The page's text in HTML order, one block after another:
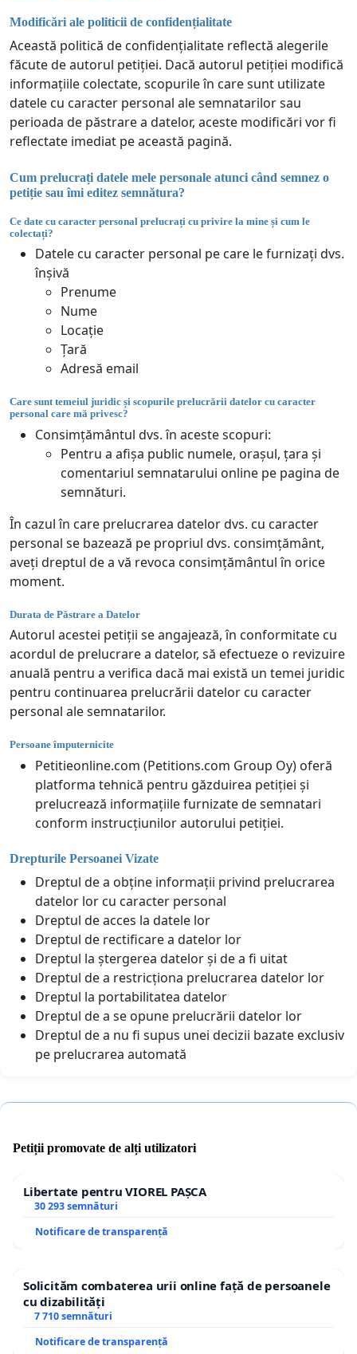
Modificări ale politicii de confidențialitate
Această politică de confidențialitate reflectă alegerile
făcute de autorul petiției. Dacă autorul petiției modifică
informațiile colectate, scopurile în care sunt utilizate
datele cu caracter personal ale semnatarilor sau
perioada de păstrare a datelor, aceste modificări vor fi
reflectate imediat pe această pagină.
Cum prelucrați datele mele personale atunci când semnez o
petiție sau îmi editez semnătura?
Ce date cu caracter personal prelucrați cu privire la mine și cum le
colectați?
Datele cu caracter personal pe care le furnizați dvs.
înșivă
Prenume
Nume
Locație
Țară
Adresă email
Care sunt temeiul juridic și scopurile prelucrării datelor cu caracter
personal care mă privesc?
Consimțământul dvs. în aceste scopuri:
Pentru a afișa public numele, orașul, țara și
comentariul semnatarului online pe pagina de
semnături.
În cazul în care prelucrarea datelor dvs. cu caracter
personal se bazează pe propriul dvs. consimțământ,
aveți dreptul de a vă revoca consimțământul în orice
moment.
Durata de Păstrare a Datelor
Autorul acestei petiții se angajează, în conformitate cu
acordul de prelucrare a datelor, să efectueze o revizuire
anuală pentru a verifica dacă mai există un temei juridic
pentru continuarea prelucrării datelor cu caracter
personal ale semnatarilor.
Persoane împuternicite
Petitieonline.com (Petitions.com Group Oy) oferă
platforma tehnică pentru găzduirea petiției și
prelucrează informațiile furnizate de semnatari
conform instrucțiunilor autorului petiției.
Drepturile Persoanei Vizate
Dreptul de a obține informații privind prelucrarea
datelor lor cu caracter personal
Dreptul de acces la datele lor
Dreptul de rectificare a datelor lor
Dreptul la ștergerea datelor și de a fi uitat
Dreptul de a restricționa prelucrarea datelor lor
Dreptul la portabilitatea datelor
Dreptul de a se opune prelucrării datelor lor
Dreptul de a nu fi supus unei decizii bazate exclusiv
pe prelucrarea automată
Petiții promovate de alți utilizatori
Libertate pentru VIOREL PAȘCA
30 293 semnături
Notificare de transparență
Solicităm combaterea urii online față de persoanele
cu dizabilități
7 710 semnături
Notificare de transparență